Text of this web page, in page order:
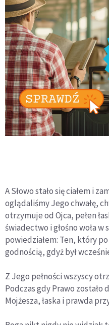
A Słowo stało się ciałem i
oglądaliśmy Jego chwałę,
otrzymuje od Ojca, pełen
świadectwo i głośno woła w
powiedziałem: Ten, który
godnością, gdyż był
Z Jego pełności wszyscy
Podczas gdy Prawo
Mojżesza, łaska i prawda